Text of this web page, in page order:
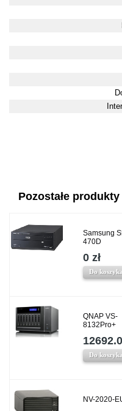
Pozostałe
Samsung
470D
0 zł
Do
QNAP VS-
8132Pro+
Do
NV-2020-